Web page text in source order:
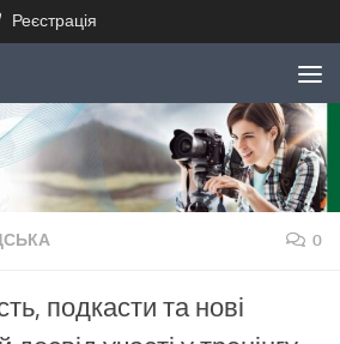
0
подкасти та нові
Реєстрація